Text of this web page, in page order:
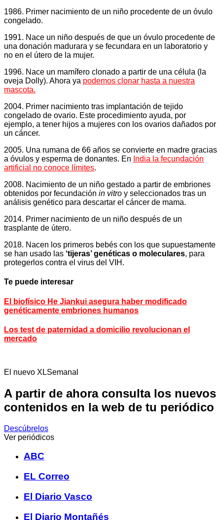
1986. Primer nacimiento de un niño procedente de un óvulo
congelado.
1991. Nace un niño después de que un óvulo procedente de
una donación madurara y se fecundara en un laboratorio y
no en el útero de la mujer.
1996. Nace un mamífero clonado a partir de una célula (la
oveja Dolly). Ahora ya podemos clonar hasta a nuestra
mascota.
2004. Primer nacimiento tras implantación de tejido
congelado de ovario. Este procedimiento ayuda, por
ejemplo, a tener hijos a mujeres con los ovarios dañados por
un cáncer.
2005. Una rumana de 66 años se convierte en madre gracias
a óvulos y esperma de donantes. En India la fecundación
artificial no conoce límites.
2008. Nacimiento de un niño gestado a partir de embriones
obtenidos por fecundación in vitro y seleccionados tras un
análisis genético para descartar el cáncer de mama.
2014. Primer nacimiento de un niño después de un
trasplante de útero.
2018. Nacen los primeros bebés con los que supuestamente
se han usado las ‘tijeras’ genéticas o moleculares, para
protegerlos contra el virus del VIH.
Te puede interesar
El biofísico He Jiankui asegura haber modificado
genéticamente embriones humanos
Los test de paternidad a domicilio revolucionan el
mercado
El nuevo XLSemanal
A partir de ahora consulta los nuevos
contenidos en la web de tu periódico
Descúbrelos
Ver periódicos
ABC
EL Correo
El Diario Vasco
El Diario Montañés